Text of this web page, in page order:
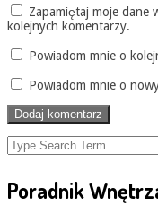
Zapamiętaj moje dane
kolejnych komentarzy.
Powiadom mnie o
Powiadom mnie o
Search
Poradnik